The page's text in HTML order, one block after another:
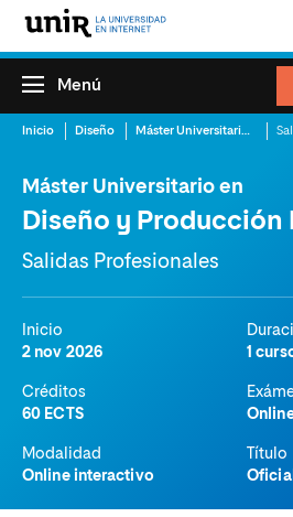
Menú
Inicio Diseño Máster Universitario en Diseño y Producción Multimedia
Máster Universitario en
Diseño y
Salidas Profesionales
Inicio
2 nov 2026
1
Créditos
60 ECTS
Modalidad
Online interactivo
Título
Oficial